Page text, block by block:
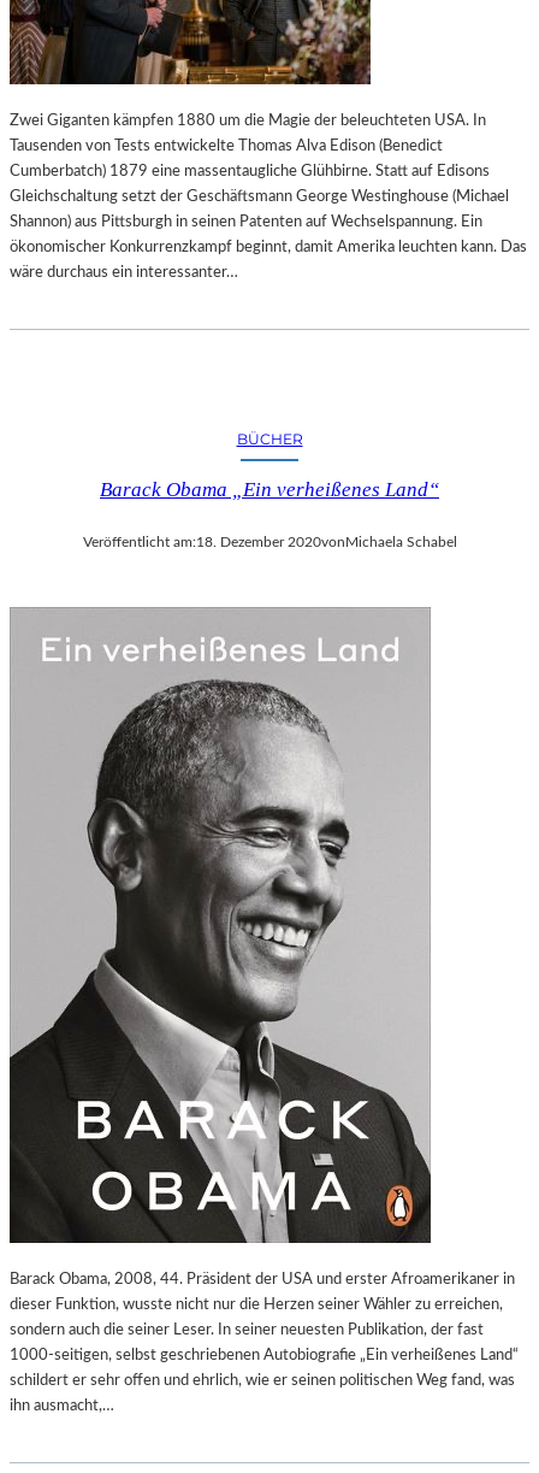
Zwei Giganten kämpfen 1880 um die Magie der beleuchteten USA. In
Tausenden von Tests entwickelte Thomas Alva Edison (Benedict
Cumberbatch) 1879 eine massentaugliche Glühbirne. Statt auf Edisons
Gleichschaltung setzt der Geschäftsmann George Westinghouse (Michael
Shannon) aus Pittsburgh in seinen Patenten auf Wechselspannung. Ein
ökonomischer Konkurrenzkampf beginnt, damit Amerika leuchten kann. Das
wäre durchaus ein interessanter…
BÜCHER
Barack Obama „Ein verheißenes Land“
Veröffentlicht am:18. Dezember 2020vonMichaela Schabel
Barack Obama, 2008, 44. Präsident der USA und erster Afroamerikaner in
dieser Funktion, wusste nicht nur die Herzen seiner Wähler zu erreichen,
sondern auch die seiner Leser. In seiner neuesten Publikation, der fast
1000-seitigen, selbst geschriebenen Autobiografie „Ein verheißenes Land“
schildert er sehr offen und ehrlich, wie er seinen politischen Weg fand, was
ihn ausmacht,…